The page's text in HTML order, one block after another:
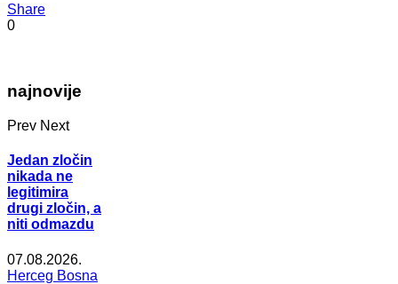
Share
0
najnovije
Prev Next
Jedan zločin
nikada ne
legitimira
drugi zločin, a
niti odmazdu
07.08.2026.
Herceg Bosna